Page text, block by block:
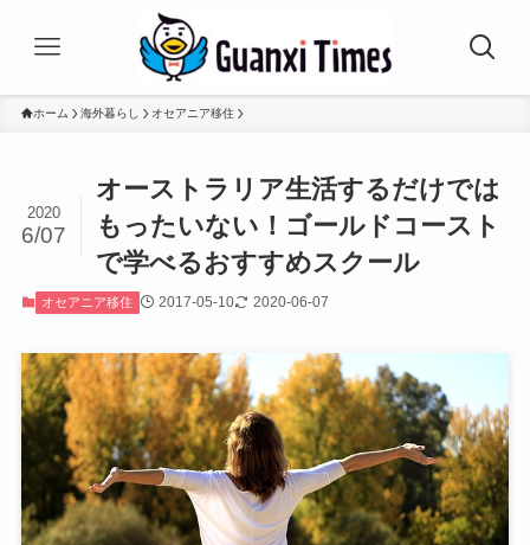
ホーム 海外暮らし オセアニア移住
オーストラリア生活するだけでは
もったいない！ゴールドコースト
で学べるおすすめスクール
2020
6/07
オセアニア移住 2017-05-10 2020-06-07